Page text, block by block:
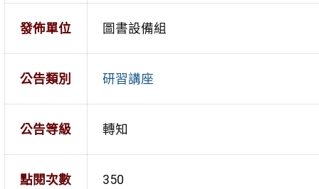
發佈單位 圖書設備組
公告類別 研習講座
公告等級 轉知
點閱次數 350